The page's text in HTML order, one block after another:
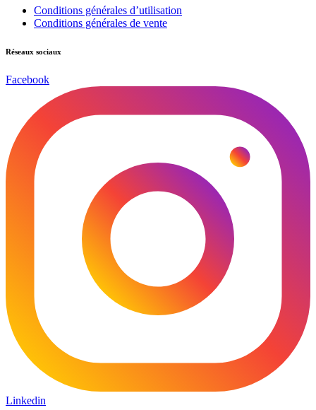
Conditions générales d’utilisation
Conditions générales de vente
Réseaux sociaux
Facebook
Linkedin